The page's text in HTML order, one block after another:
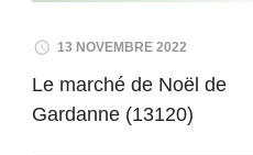
13 NOVEMBRE 2022
Le marché de Noël de
Gardanne (13120)